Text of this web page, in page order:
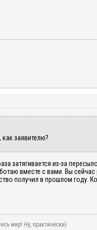
заявителю?
затягивается из-за
вместе с вами. Вы
получил в прошлом году.
мир! Ну, практически)